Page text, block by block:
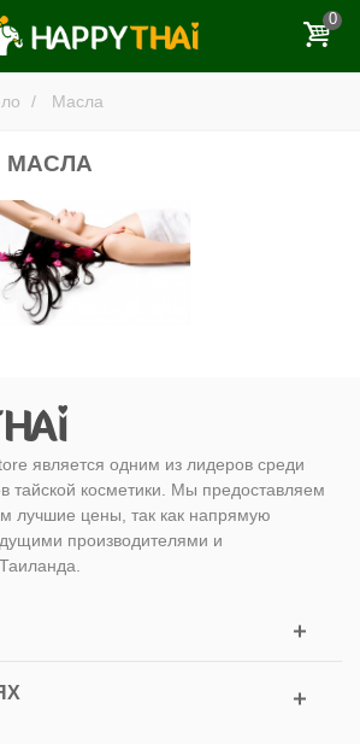
0
Масла
является одним из лидеров среди
тайской косметики. Мы предоставляем
лучшие цены, так как напрямую
производителями и